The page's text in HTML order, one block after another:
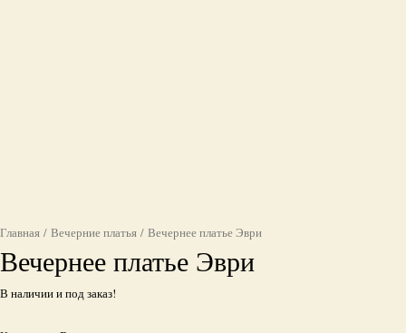
Главная / Вечерние платья / Вечернее платье Эври
Вечернее платье Эври
В наличии и под заказ!